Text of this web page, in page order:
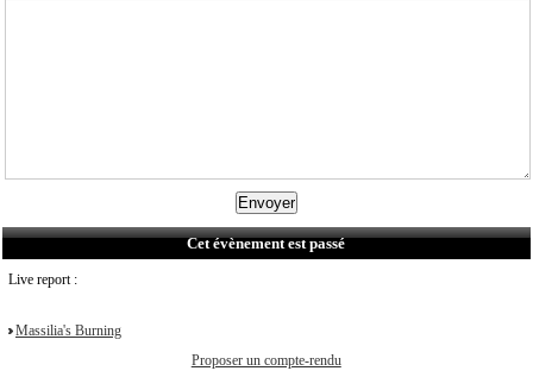
Cet évènement est passé
Live report :
Massilia's Burning
Proposer un compte-rendu